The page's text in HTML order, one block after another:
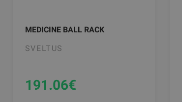
MEDICINE BALL RACK
SVELTUS
191.06€